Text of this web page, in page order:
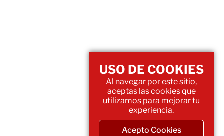
USO DE COOKIES
Al navegar por este sitio,
aceptas las cookies que
utilizamos para mejorar tu
experiencia.
Acepto Cookies